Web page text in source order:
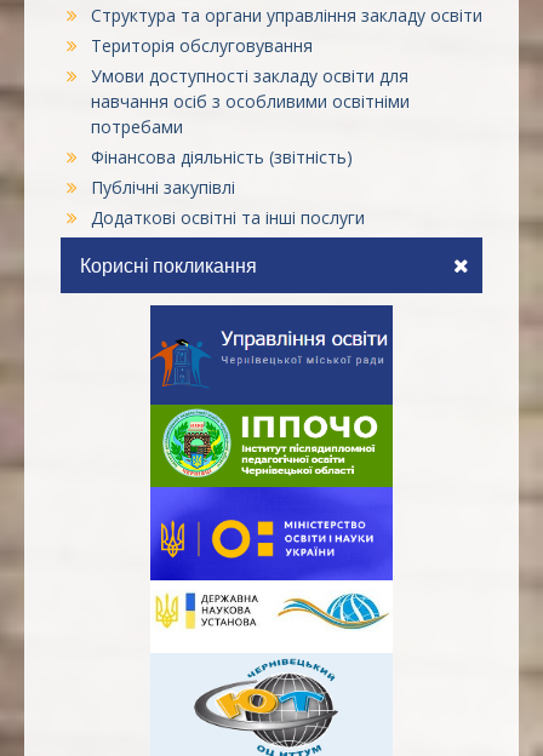
Структура та органи управління закладу освіти
Територія обслуговування
Умови доступності закладу освіти для
навчання осіб з особливими освітніми
потребами
Фінансова діяльність (звітність)
Публічні закупівлі
Додаткові освітні та інші послуги
Корисні покликання